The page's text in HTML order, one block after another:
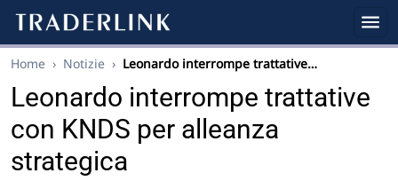
Home › Notizie › Leonardo interrompe trattative…
Leonardo interrompe trattative
con KNDS per alleanza
strategica